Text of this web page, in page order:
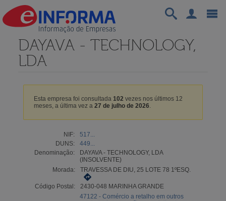
DAYAVA - TECHNOLOGY,
LDA
Esta empresa foi consultada 102 vezes nos últimos 12
meses, a última vez a 27 de julho de 2026.
NIF:
517...
DUNS:
449...
Denominação:
DAYAVA - TECHNOLOGY, LDA
(INSOLVENTE)
Morada:
TRAVESSA DE DIU, 25 LOTE 78 1ºESQ.
Código Postal: 2430-048 MARINHA GRANDE
47122 - Comércio a retalho em outros